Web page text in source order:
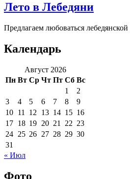
Лето в Лебедяни
Предлагаем любоваться
Календарь
Август 2026
Пн Вт Ср Чт Пт Сб Вс
1
2
3
4 5 6 7 8
9
10 11 12 13 14 15 16
17 18 19 20 21 22 23
24 25 26 27 28 29 30
31
« Июл
Фото